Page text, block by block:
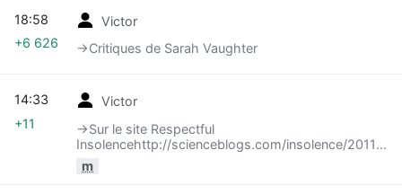
Victor
→‎Critiques de Sarah Vaughter
18:58
+6 626
Victor
→‎Sur le site Respectful
Insolencehttp://scienceblogs.com/insolence/2011/
by Orac (pseudo du chirurgien oncologue américain
m
14:33
+11